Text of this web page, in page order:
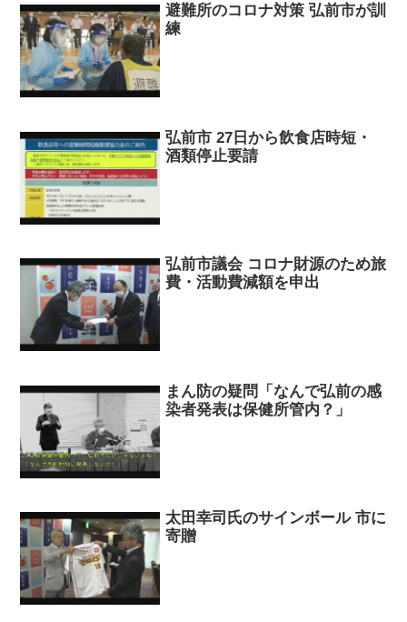
避難所のコロナ対策 弘前市が訓
練
弘前市 27日から飲食店時短・
酒類停止要請
弘前市議会 コロナ財源のため旅
費・活動費減額を申出
まん防の疑問「なんで弘前の感
染者発表は保健所管内？」
太田幸司氏のサインボール 市に
寄贈